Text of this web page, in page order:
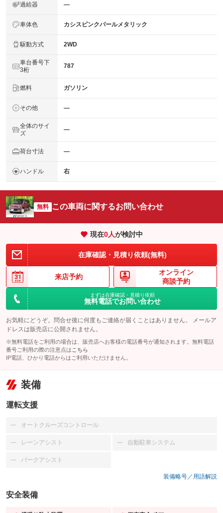
過給器 ―
車体色 カシスピンクパールメタリック
駆動方式 2WD
車台番号下
3桁
787
燃料 ガソリン
その他 ―
全体のサイ
ズ
―
荷台寸法 ―
ハンドル 右
無料 この車両に関するお問い合わせ
現在0人が検討中
在庫確認・見積り依頼(無料)
来店予約
オンライン
商談予約
まずは在庫確認・見積り依頼
無料電話でお問い合わせ
お気軽にどうぞ。問合せ後に何度もご連絡が届くことはありません。 メールア
ドレスは販売店に公開されません。
※無料電話をご利用の場合は、販売店へお客様の電話番号が通知されます。無料電話
番号ご利用の際の注意点は こちら
IP電話、ひかり電話からはご利用いただけません。
装備
運転支援
オートクルーズコントロール
：装備なし
レーンアシスト
：装備なし 自動駐車システム
：装備なし
パークアシスト
：装備なし
装備略号／用語解説
安全装備